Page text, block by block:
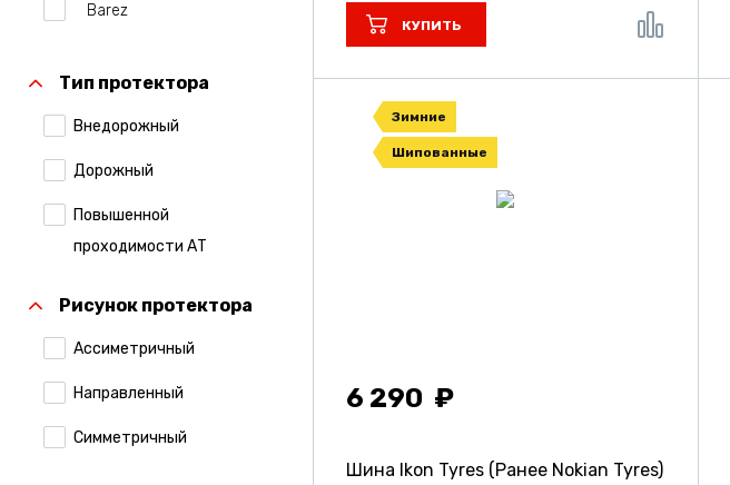
Barez
Тип протектора
Внедорожный
Дорожный
Повышенной
проходимости АТ
Рисунок протектора
Ассиметричный
Направленный
Симметричный
КУПИТЬ
Зимние
Шипованные
6 290
Шина Ikon Tyres (Ранее Nokian Tyres)